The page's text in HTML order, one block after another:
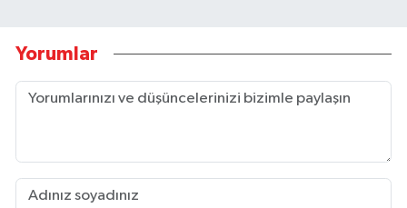
Yorumlar